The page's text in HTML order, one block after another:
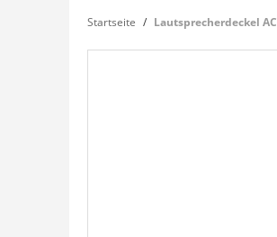
Startseite Lautsprecherdeckel AC